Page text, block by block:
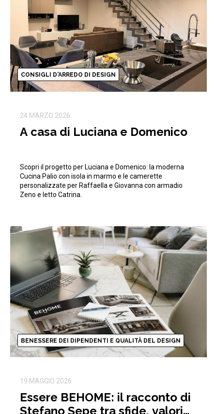
CONSIGLI D'ARREDO DI DESIGN
24 MARZO 2026
A casa di Luciana e Domenico
Scopri il progetto per Luciana e Domenico: la moderna
Cucina Palio con isola in marmo e le camerette
personalizzate per Raffaella e Giovanna con armadio
Zeno e letto Catrina.
BENESSERE DEI DIPENDENTI E QUALITÀ DEL DESIGN
19 MAGGIO 2026
Essere BEHOME: il racconto di
Stefano Sepe tra sfide, valori